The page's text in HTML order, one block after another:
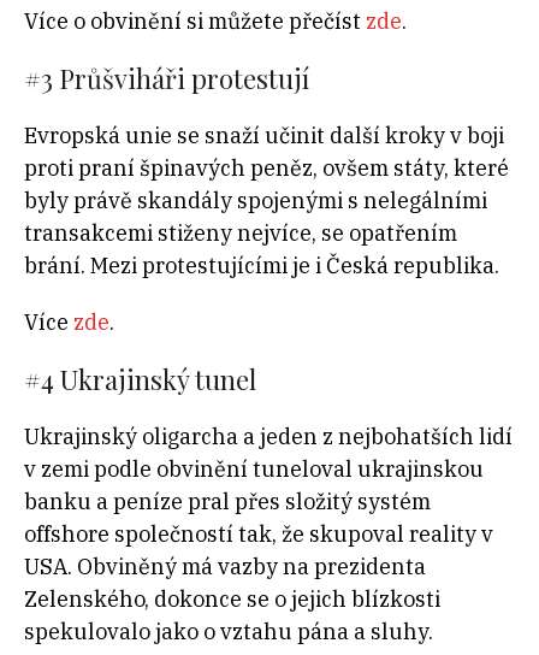
Více o obvinění si můžete přečíst zde.
#3 Průšviháři protestují
Evropská unie se snaží učinit další kroky v boji
proti praní špinavých peněz, ovšem státy, které
byly právě skandály spojenými s nelegálními
transakcemi stiženy nejvíce, se opatřením
brání. Mezi protestujícími je i Česká republika.
Více zde.
#4 Ukrajinský tunel
Ukrajinský oligarcha a jeden z nejbohatších lidí
v zemi podle obvinění tuneloval ukrajinskou
banku a peníze pral přes složitý systém
offshore společností tak, že skupoval reality v
USA. Obviněný má vazby na prezidenta
Zelenského, dokonce se o jejich blízkosti
spekulovalo jako o vztahu pána a sluhy.